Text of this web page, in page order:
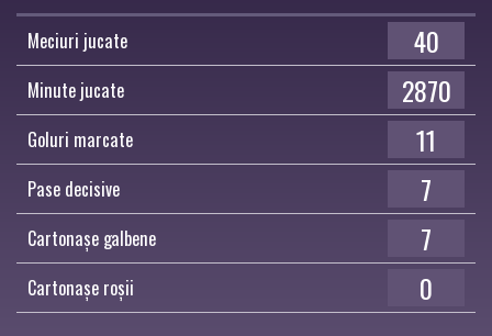
Meciuri jucate 40
Minute jucate 2870
Goluri marcate 11
Pase decisive 7
Cartonașe galbene 7
Cartonașe roșii 0